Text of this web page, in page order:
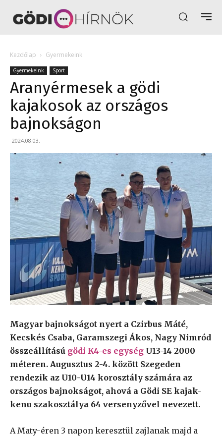
Kezdőlap Gyermekeink
Gyermekeink Sport
Aranyérmesek a gödi
kajakosok az országos
bajnokságon
2024.08.03.
Magyar bajnokságot nyert a Czirbus Máté,
Kecskés Csaba, Garamszegi Ákos, Nagy Nimród
összeállítású gödi K4-es egység U13-14 2000
méteren. Augusztus 2-4. között Szegeden
rendezik az U10-U14 korosztály számára az
országos bajnokságot, ahová a Gödi SE kajak-
kenu szakosztálya 64 versenyzővel nevezett.
A Maty-éren 3 napon keresztül zajlanak majd a